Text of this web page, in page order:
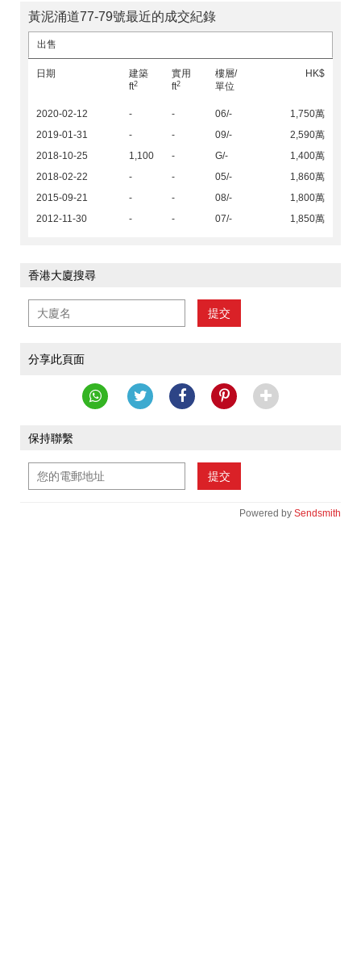
黃泥涌道77-79號最近的成交紀錄
出售
日期
建築
ft2
實用
ft2
樓層/
單位
HK$
2020-02-12 - - 06/-
1,750萬
2019-01-31
- - 09/-
2,590萬
2018-10-25
1,100 - G/-
1,400萬
2018-02-22
- - 05/-
1,860萬
2015-09-21
- - 08/-
1,800萬
2012-11-30
- - 07/- 1,850萬
香港大廈搜尋
提交
分享此頁面
保持聯繫
提交
Powered by Sendsmith